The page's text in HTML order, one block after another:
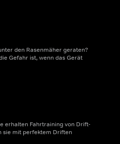
den Rasenmäher geraten?
Gefahr ist, wenn das Gerät
erhalten Fahrtraining von Drift-
sie mit perfektem Driften